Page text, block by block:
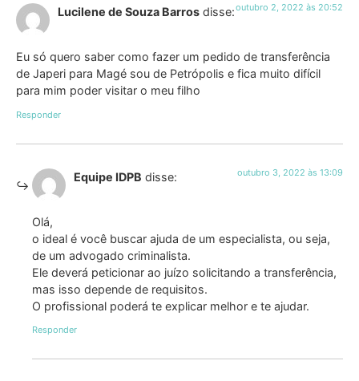
Lucilene de Souza Barros disse:outubro 2, 2022 às 20:52
Eu só quero saber como fazer um pedido de transferência
de Japeri para Magé sou de Petrópolis e fica muito difícil
para mim poder visitar o meu filho
Responder
Equipe IDPB disse: outubro 3, 2022 às 13:09
Olá,
o ideal é você buscar ajuda de um especialista, ou seja,
de um advogado criminalista.
Ele deverá peticionar ao juízo solicitando a transferência,
mas isso depende de requisitos.
O profissional poderá te explicar melhor e te ajudar.
Responder